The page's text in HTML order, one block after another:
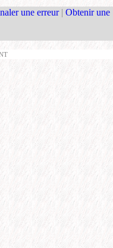
une erreur | Obtenir une